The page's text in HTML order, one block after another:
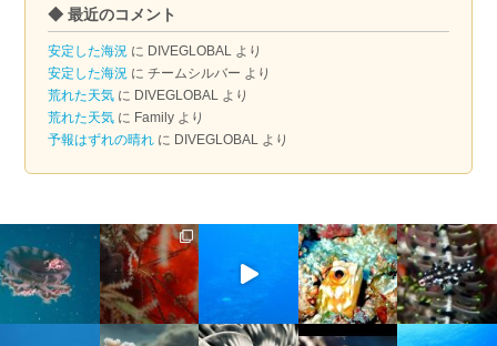
カ
イ
ブ
◆ 最近のコメント
安定した海況 に DIVEGLOBAL より
安定した海況 にチームシルバー より
荒れた天気 に DIVEGLOBAL より
荒れた天気 に Family より
予報はずれの晴れ に DIVEGLOBAL より